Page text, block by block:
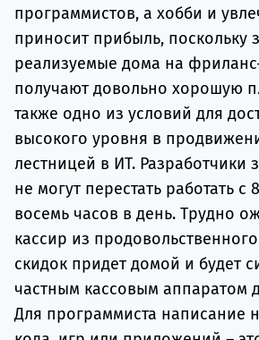
программистов, а хобби и
приносит прибыль, поскольку
реализуемые дома на
получают довольно хорошую
также одно из условий для
высокого уровня в
лестницей в ИТ. Разработчики
не могут перестать работать с
восемь часов в день. Трудно
кассир из
скидок придет домой и будет
частным кассовым аппаратом
Для программиста написание